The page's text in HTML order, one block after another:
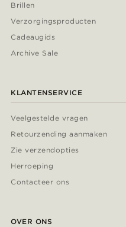
Brillen
Verzorgingsproducten
Cadeaugids
Archive Sale
KLANTENSERVICE
Veelgestelde vragen
Retourzending aanmaken
Zie verzendopties
Herroeping
Contacteer ons
OVER ONS